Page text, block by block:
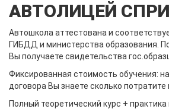
АВТОЛИЦЕЙ
Автошкола аттестована и
ГИБДД и министерства образования.
Вы получаете свидетельства
Фиксированная стоимость обучения:
договора Вы знаете сколько потратите
Полный теоретический курс + практика